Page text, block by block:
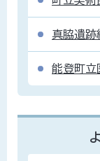
真脇遺跡
能登町立